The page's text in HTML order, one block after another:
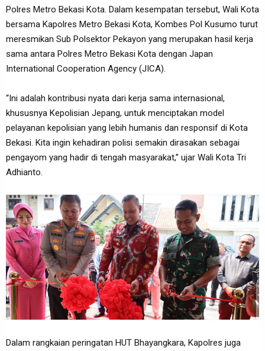
Polres Metro Bekasi Kota. Dalam kesempatan tersebut, Wali Kota
bersama Kapolres Metro Bekasi Kota, Kombes Pol Kusumo turut
meresmikan Sub Polsektor Pekayon yang merupakan hasil kerja
sama antara Polres Metro Bekasi Kota dengan Japan
International Cooperation Agency (JICA).
“Ini adalah kontribusi nyata dari kerja sama internasional,
khususnya Kepolisian Jepang, untuk menciptakan model
pelayanan kepolisian yang lebih humanis dan responsif di Kota
Bekasi. Kita ingin kehadiran polisi semakin dirasakan sebagai
pengayom yang hadir di tengah masyarakat,” ujar Wali Kota Tri
Adhianto.
Dalam rangkaian peringatan HUT Bhayangkara, Kapolres juga